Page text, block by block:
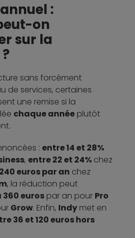
:
on
sur la
sans forcément
de services, certaines
une remise si la
chaque année plutôt
: entre 14 et 28%
, entre 22 et 24% chez
euros par an chez
, la réduction peut
euros par an pour Pro
Grow. Enfin, Indy met en
36 et 120 euros hors